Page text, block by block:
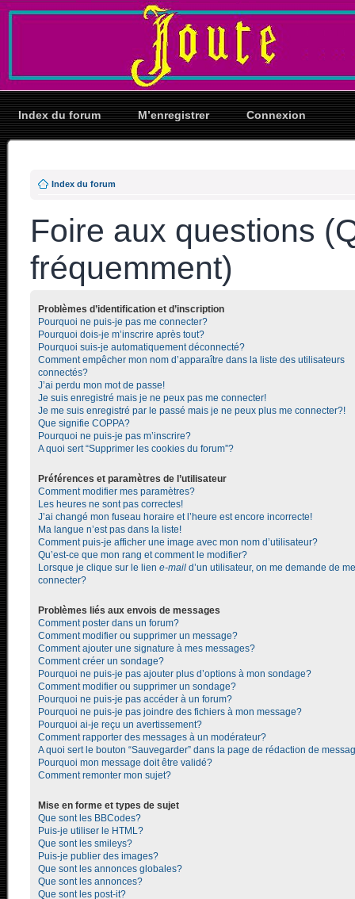
Index du forum M’enregistrer Connexion
Index du forum
Foire aux questions
fréquemment)
Problèmes d’identification et d’inscription
Pourquoi ne puis-je pas me connecter?
Pourquoi dois-je m’inscrire après tout?
Pourquoi suis-je automatiquement déconnecté?
Comment empêcher mon nom d’apparaître dans la liste des utilisateurs
connectés?
J’ai perdu mon mot de passe!
Je suis enregistré mais je ne peux pas me connecter!
Je me suis enregistré par le passé mais je ne peux plus me connecter?!
Que signifie COPPA?
Pourquoi ne puis-je pas m’inscrire?
A quoi sert “Supprimer les cookies du forum”?
Préférences et paramètres de l’utilisateur
Comment modifier mes paramètres?
Les heures ne sont pas correctes!
J’ai changé mon fuseau horaire et l’heure est encore incorrecte!
Ma langue n’est pas dans la liste!
Comment puis-je afficher une image avec mon nom d’utilisateur?
Qu’est-ce que mon rang et comment le modifier?
Lorsque je clique sur le lien e-mail d’un utilisateur, on me demande de me
connecter?
Problèmes liés aux envois de messages
Comment poster dans un forum?
Comment modifier ou supprimer un message?
Comment ajouter une signature à mes messages?
Comment créer un sondage?
Pourquoi ne puis-je pas ajouter plus d’options à mon sondage?
Comment modifier ou supprimer un sondage?
Pourquoi ne puis-je pas accéder à un forum?
Pourquoi ne puis-je pas joindre des fichiers à mon message?
Pourquoi ai-je reçu un avertissement?
Comment rapporter des messages à un modérateur?
A quoi sert le bouton “Sauvegarder” dans la page de rédaction de
Pourquoi mon message doit être validé?
Comment remonter mon sujet?
Mise en forme et types de sujet
Que sont les BBCodes?
Puis-je utiliser le HTML?
Que sont les smileys?
Puis-je publier des images?
Que sont les annonces globales?
Que sont les annonces?
Que sont les post-it?